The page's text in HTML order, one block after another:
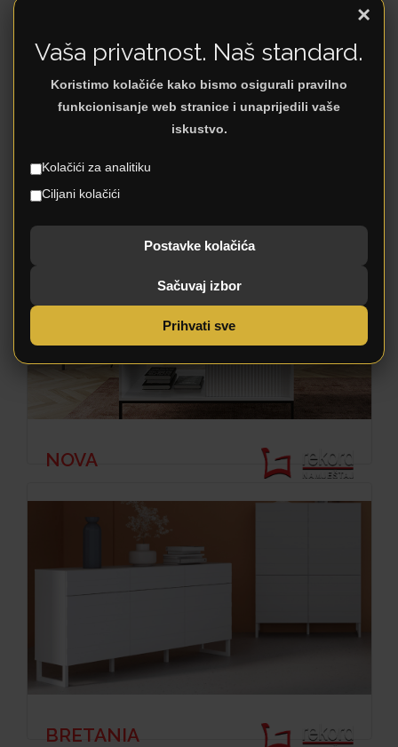
DIAMOND
NOVA
BRETANIA
×
Vaša privatnost. Naš standard.
Koristimo kolačiće kako bismo osigurali pravilno
funkcionisanje web stranice i unaprijedili vaše
iskustvo.
Kolačići za analitiku
Ciljani kolačići
Postavke kolačića
Sačuvaj izbor
Prihvati sve